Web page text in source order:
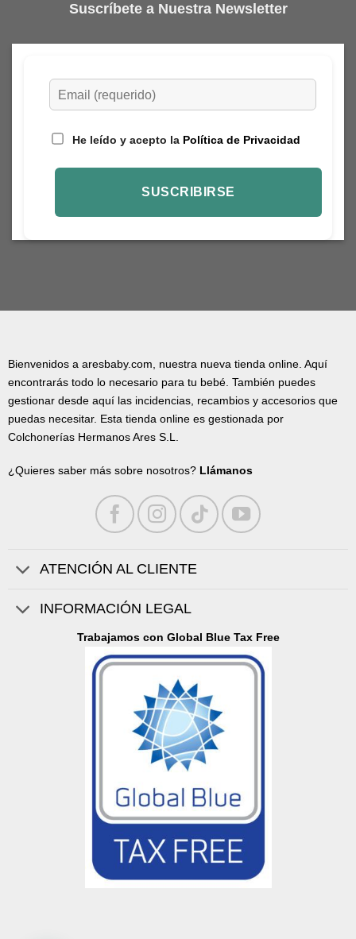
Suscríbete a Nuestra Newsletter
He leído y acepto la Política de Privacidad
Bienvenidos a aresbaby.com, nuestra nueva tienda online. Aquí
encontrarás todo lo necesario para tu bebé. También puedes
gestionar desde aquí las incidencias, recambios y accesorios que
puedas necesitar. Esta tienda online es gestionada por
Colchonerías Hermanos Ares S.L.
¿Quieres saber más sobre nosotros? Llámanos
ATENCIÓN AL CLIENTE
INFORMACIÓN LEGAL
Trabajamos con Global Blue Tax Free